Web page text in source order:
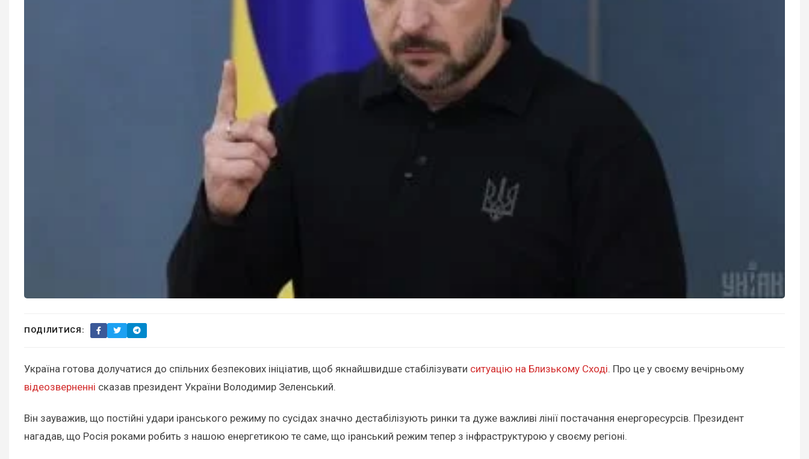
ПОДІЛИТИСЯ:
Україна готова долучатися до спільних безпекових ініціатив, щоб якнайшвидше стабілізувати ситуацію на Близькому Сході. Про це у своєму вечірньому
відеозверненні сказав президент України Володимир Зеленський.
Він зауважив, що постійні удари іранського режиму по сусідах значно дестабілізують ринки та дуже важливі лінії постачання енергоресурсів. Президент
нагадав, що Росія роками робить з нашою енергетикою те саме, що іранський режим тепер з інфраструктурою у своєму регіоні.